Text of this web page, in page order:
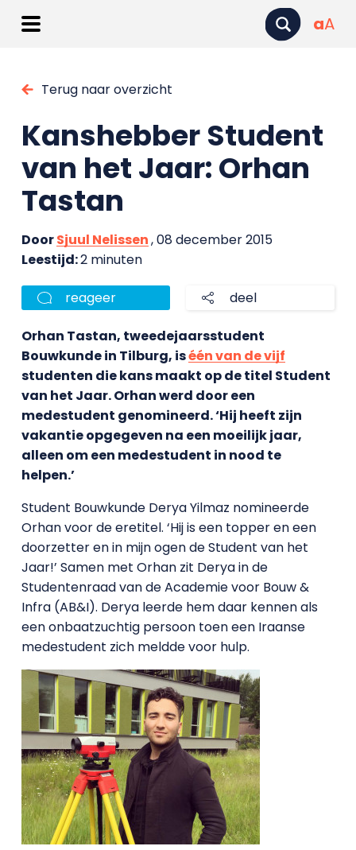
aA
Terug naar overzicht
Kanshebber Student
van het Jaar: Orhan
Tastan
DoorSjuul Nelissen, 08 december 2015
Leestijd:2 minuten
reageer deel
Orhan Tastan, tweedejaarsstudent
Bouwkunde in Tilburg, iséén van de vijf
studenten die kans maakt op de titel Student
van het Jaar. Orhan werd door een
medestudent genomineerd. ‘Hij heeft zijn
vakantie opgegeven na een moeilijk jaar,
alleen om een medestudent in nood te
helpen.’
Student Bouwkunde Derya Yilmaz nomineerde
Orhan voor de eretitel. ‘Hij is een topper en een
doorzetter en in mijn ogen de Student van het
Jaar!’ Samen met Orhan zit Derya in de
Studentenraad van de Academie voor Bouw &
Infra (AB&I). Derya leerde hem daar kennen als
een onbaatzuchtig persoon toen een Iraanse
medestudent zich meldde voor hulp.